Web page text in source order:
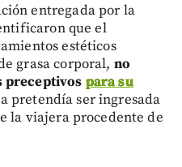
entregada por la
que el
estéticos
grasa corporal, no
preceptivos para su
pretendía ser ingresada
la viajera procedente de